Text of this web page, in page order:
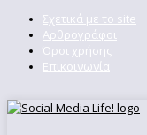
Σχετικά με το site
Αρθρογράφοι
Όροι χρήσης
Επικοινωνία